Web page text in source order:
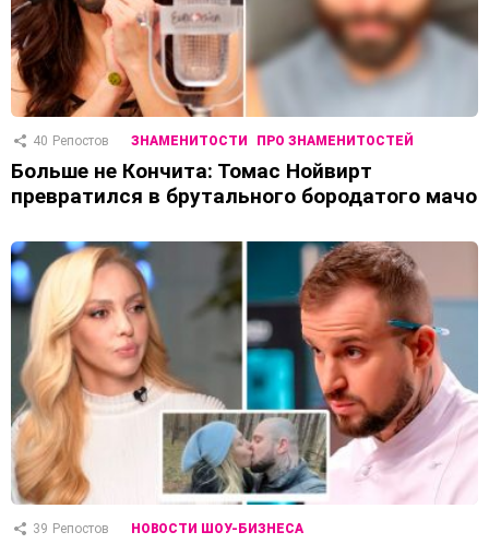
40 Репостов ЗНАМЕНИТОСТИ ПРО ЗНАМЕНИТОСТЕЙ
Больше не Кончита: Томас Нойвирт
превратился в брутального бородатого мачо
39 Репостов НОВОСТИ ШОУ-БИЗНЕСА